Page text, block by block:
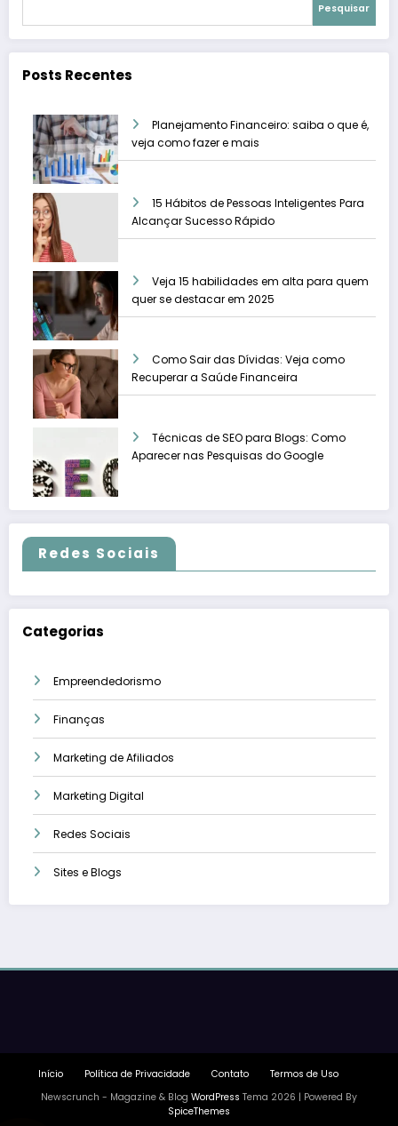
Pesquisar
Posts Recentes
Planejamento Financeiro: saiba o que é,
veja como fazer e mais
15 Hábitos de Pessoas Inteligentes Para
Alcançar Sucesso Rápido
Veja 15 habilidades em alta para quem
quer se destacar em 2025
Como Sair das Dívidas: Veja como
Recuperar a Saúde Financeira
Técnicas de SEO para Blogs: Como
Aparecer nas Pesquisas do Google
Redes Sociais
Categorias
Empreendedorismo
Finanças
Marketing de Afiliados
Marketing Digital
Redes Sociais
Sites e Blogs
Início Política de Privacidade Contato
Termos de Uso
Newscrunch - Magazine & Blog WordPress Tema 2026 | Powered By
SpiceThemes